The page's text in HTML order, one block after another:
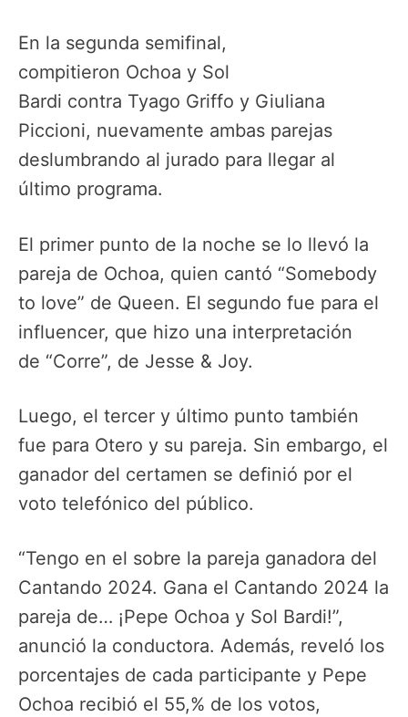
En la segunda semifinal,
compitieron Ochoa y Sol
Bardi contra Tyago Griffo y Giuliana
Piccioni, nuevamente ambas parejas
deslumbrando al jurado para llegar al
último programa.
El primer punto de la noche se lo llevó la
pareja de Ochoa, quien cantó “Somebody
to love” de Queen. El segundo fue para el
influencer, que hizo una interpretación
de “Corre”, de Jesse & Joy.
Luego, el tercer y último punto también
fue para Otero y su pareja. Sin embargo, el
ganador del certamen se definió por el
voto telefónico del público.
“Tengo en el sobre la pareja ganadora del
Cantando 2024. Gana el Cantando 2024 la
pareja de… ¡Pepe Ochoa y Sol Bardi!”,
anunció la conductora. Además, reveló los
porcentajes de cada participante y Pepe
Ochoa recibió el 55,% de los votos,